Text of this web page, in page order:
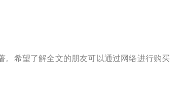
希望了解全文的朋友可以通过网络进行购买